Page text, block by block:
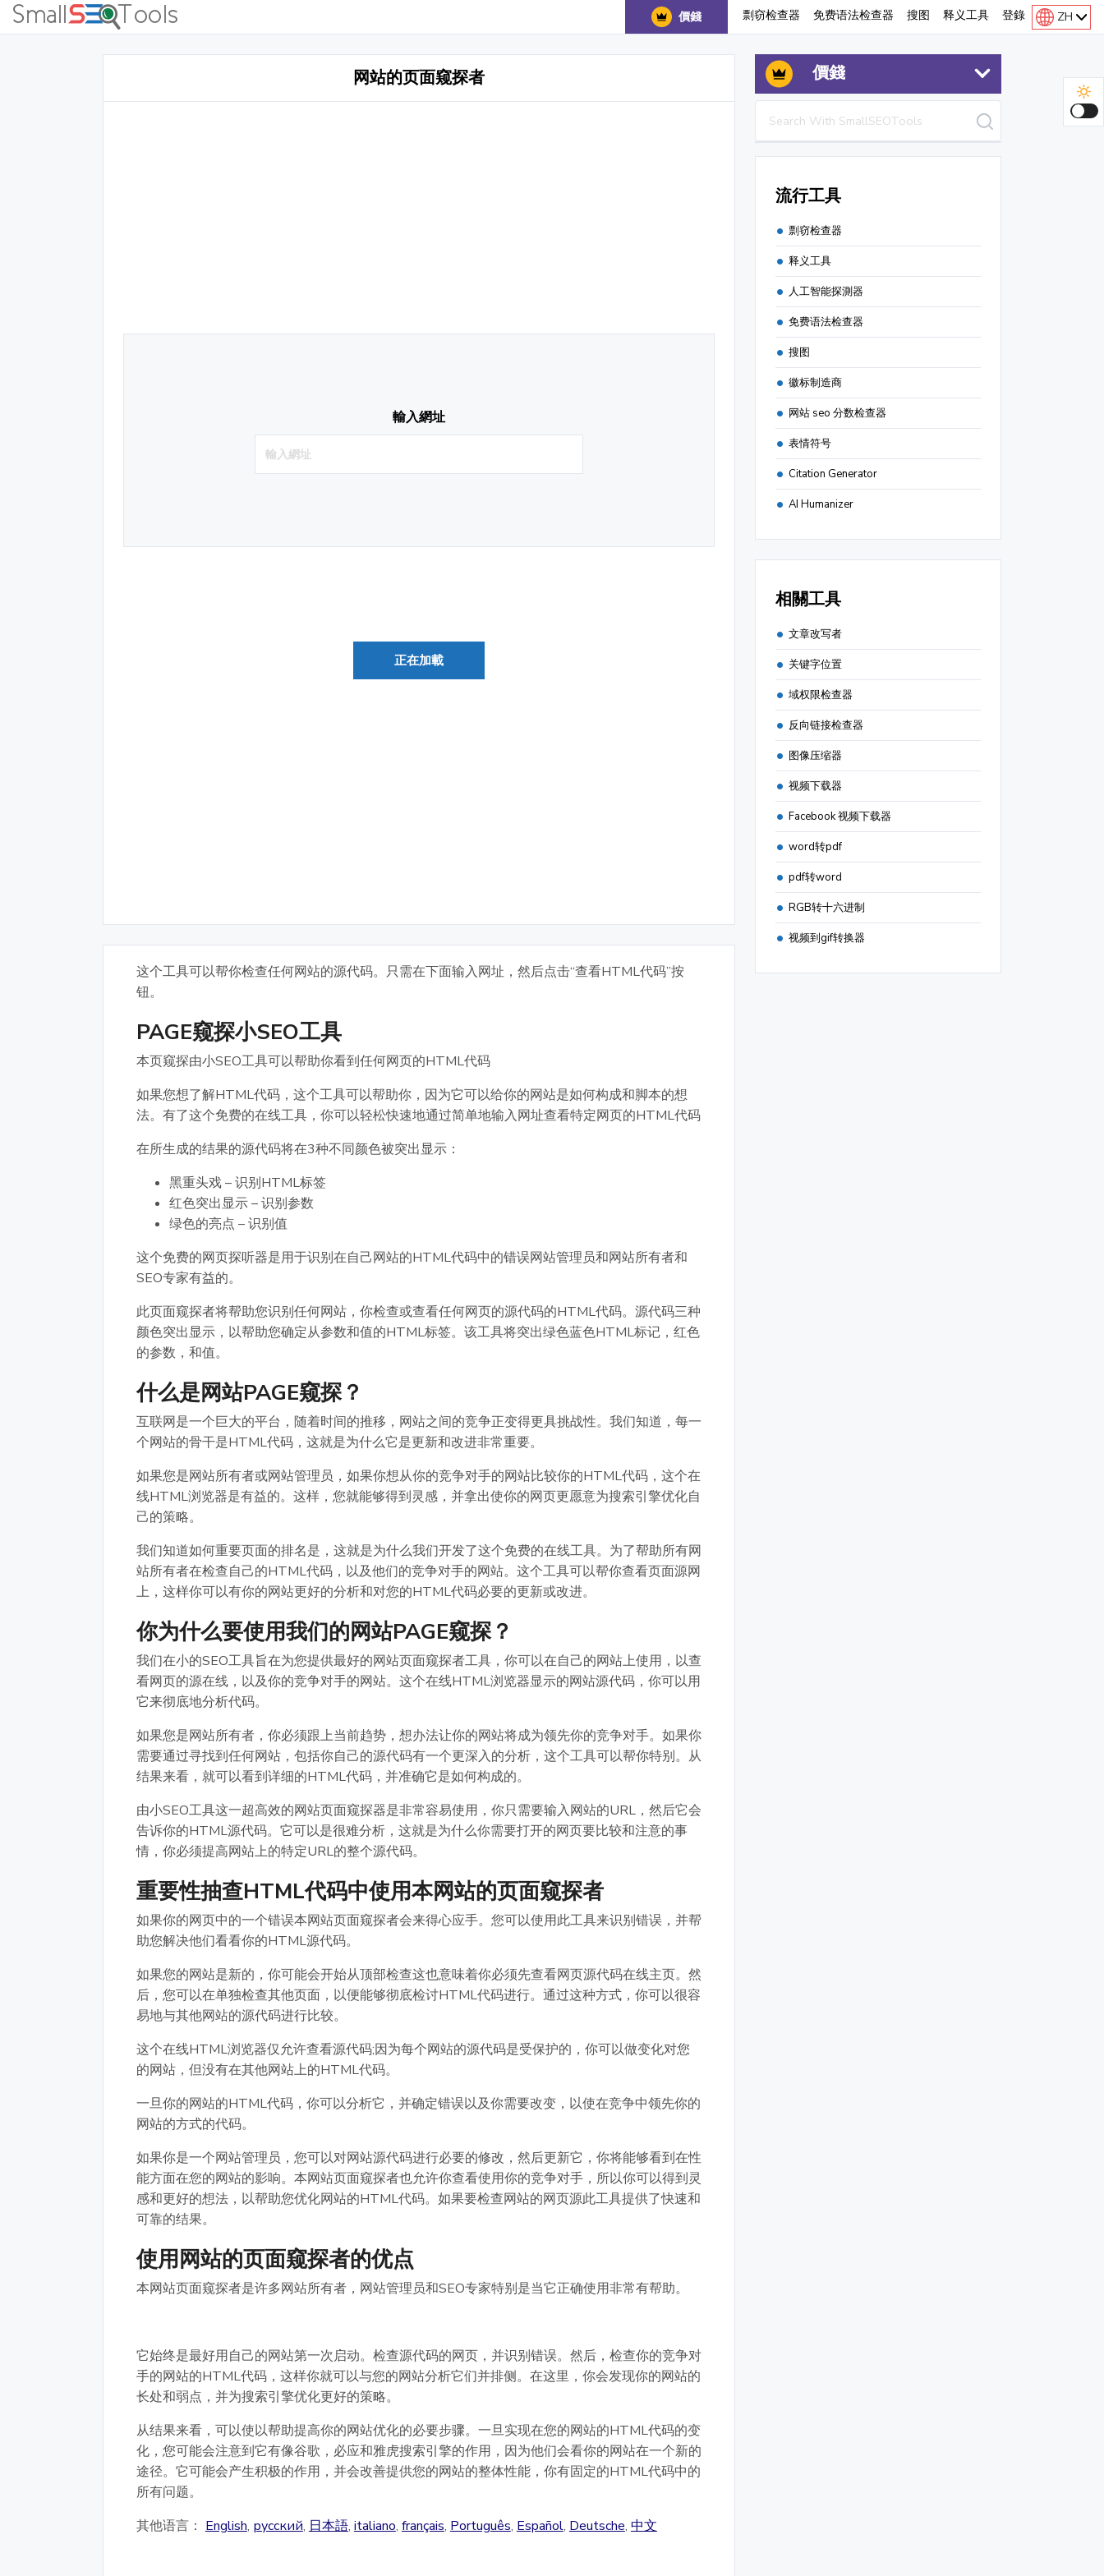
價錢 剽窃检查器 免费语法检查器 搜图 释义工具 登錄 ZH
网站的页面窥探者
輸入網址
正在加載
这个工具可以帮你检查任何网站的源代码。只需在下面输入网址，然后点击“查看HTML代码”按
钮。
PAGE窥探小SEO工具
本页窥探由小SEO工具可以帮助你看到任何网页的HTML代码
如果您想了解HTML代码，这个工具可以帮助你，因为它可以给你的网站是如何构成和脚本的想
法。有了这个免费的在线工具，你可以轻松快速地通过简单地输入网址查看特定网页的HTML代码
在所生成的结果的源代码将在3种不同颜色被突出显示：
黑重头戏 – 识别HTML标签
红色突出显示 – 识别参数
绿色的亮点 – 识别值
这个免费的网页探听器是用于识别在自己网站的HTML代码中的错误网站管理员和网站所有者和
SEO专家有益的。
此页面窥探者将帮助您识别任何网站，你检查或查看任何网页的源代码的HTML代码。源代码三种
颜色突出显示，以帮助您确定从参数和值的HTML标签。该工具将突出绿色蓝色HTML标记，红色
的参数，和值。
什么是网站PAGE窥探？
互联网是一个巨大的平台，随着时间的推移，网站之间的竞争正变得更具挑战性。我们知道，每一
个网站的骨干是HTML代码，这就是为什么它是更新和改进非常重要。
如果您是网站所有者或网站管理员，如果你想从你的竞争对手的网站比较你的HTML代码，这个在
线HTML浏览器是有益的。这样，您就能够得到灵感，并拿出使你的网页更愿意为搜索引擎优化自
己的策略。
我们知道如何重要页面的排名是，这就是为什么我们开发了这个免费的在线工具。为了帮助所有网
站所有者在检查自己的HTML代码，以及他们的竞争对手的网站。这个工具可以帮你查看页面源网
上，这样你可以有你的网站更好的分析和对您的HTML代码必要的更新或改进。
你为什么要使用我们的网站PAGE窥探？
我们在小的SEO工具旨在为您提供最好的网站页面窥探者工具，你可以在自己的网站上使用，以查
看网页的源在线，以及你的竞争对手的网站。这个在线HTML浏览器显示的网站源代码，你可以用
它来彻底地分析代码。
如果您是网站所有者，你必须跟上当前趋势，想办法让你的网站将成为领先你的竞争对手。如果你
需要通过寻找到任何网站，包括你自己的源代码有一个更深入的分析，这个工具可以帮你特别。从
结果来看，就可以看到详细的HTML代码，并准确它是如何构成的。
由小SEO工具这一超高效的网站页面窥探器是非常容易使用，你只需要输入网站的URL，然后它会
告诉你的HTML源代码。它可以是很难分析，这就是为什么你需要打开的网页要比较和注意的事
情，你必须提高网站上的特定URL的整个源代码。
重要性抽查HTML代码中使用本网站的页面窥探者
如果你的网页中的一个错误本网站页面窥探者会来得心应手。您可以使用此工具来识别错误，并帮
助您解决他们看看你的HTML源代码。
如果您的网站是新的，你可能会开始从顶部检查这也意味着你必须先查看网页源代码在线主页。然
后，您可以在单独检查其他页面，以便能够彻底检讨HTML代码进行。通过这种方式，你可以很容
易地与其他网站的源代码进行比较。
这个在线HTML浏览器仅允许查看源代码;因为每个网站的源代码是受保护的，你可以做变化对您
的网站，但没有在其他网站上的HTML代码。
一旦你的网站的HTML代码，你可以分析它，并确定错误以及你需要改变，以使在竞争中领先你的
网站的方式的代码。
如果你是一个网站管理员，您可以对网站源代码进行必要的修改，然后更新它，你将能够看到在性
能方面在您的网站的影响。本网站页面窥探者也允许你查看使用你的竞争对手，所以你可以得到灵
感和更好的想法，以帮助您优化网站的HTML代码。如果要检查网站的网页源此工具提供了快速和
可靠的结果。
使用网站的页面窥探者的优点
本网站页面窥探者是许多网站所有者，网站管理员和SEO专家特别是当它正确使用非常有帮助。
它始终是最好用自己的网站第一次启动。检查源代码的网页，并识别错误。然后，检查你的竞争对
手的网站的HTML代码，这样你就可以与您的网站分析它们并排侧。在这里，你会发现你的网站的
长处和弱点，并为搜索引擎优化更好的策略。
从结果来看，可以使以帮助提高你的网站优化的必要步骤。一旦实现在您的网站的HTML代码的变
化，您可能会注意到它有像谷歌，必应和雅虎搜索引擎的作用，因为他们会看你的网站在一个新的
途径。它可能会产生积极的作用，并会改善提供您的网站的整体性能，你有固定的HTML代码中的
所有问题。
其他语言： English, русский, 日本語, italiano, français, Português, Español, Deutsche, 中文
價錢
流行工具
剽窃检查器
释义工具
人工智能探測器
免费语法检查器
搜图
徽标制造商
网站 seo 分数检查器
表情符号
Citation Generator
AI Humanizer
相關工具
文章改写者
关键字位置
域权限检查器
反向链接检查器
图像压缩器
视频下载器
Facebook 视频下载器
word转pdf
pdf转word
RGB转十六进制
视频到gif转换器